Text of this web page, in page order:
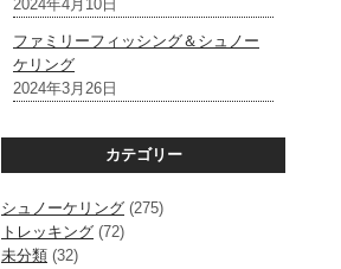
2024年4月10日
ファミリーフィッシング＆シュノー
ケリング
2024年3月26日
カテゴリー
シュノーケリング (275)
トレッキング (72)
未分類 (32)